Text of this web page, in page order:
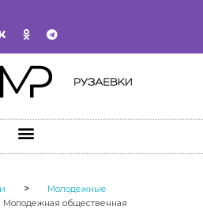
>
Молодежные
Молодежная общественная